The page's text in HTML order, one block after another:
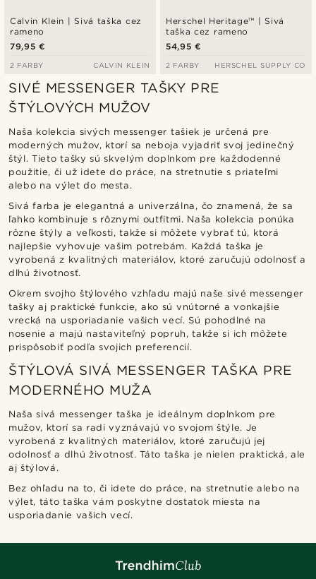
Calvin Klein | Sivá taška cez
rameno
79,95 €
2 FARBY CALVIN KLEIN
Herschel Heritage™ | Sivá
taška cez rameno
54,95 €
2 FARBY HERSCHEL SUPPLY CO
SIVÉ MESSENGER TAŠKY PRE
ŠTÝLOVÝCH MUŽOV
Naša kolekcia sivých messenger tašiek je určená pre
moderných mužov, ktorí sa neboja vyjadriť svoj jedinečný
štýl. Tieto tašky sú skvelým doplnkom pre každodenné
použitie, či už idete do práce, na stretnutie s priateľmi
alebo na výlet do mesta.
Sivá farba je elegantná a univerzálna, čo znamená, že sa
ľahko kombinuje s rôznymi outfitmi. Naša kolekcia ponúka
rôzne štýly a veľkosti, takže si môžete vybrať tú, ktorá
najlepšie vyhovuje vašim potrebám. Každá taška je
vyrobená z kvalitných materiálov, ktoré zaručujú odolnosť a
dlhú životnosť.
Okrem svojho štýlového vzhľadu majú naše sivé messenger
tašky aj praktické funkcie, ako sú vnútorné a vonkajšie
vrecká na usporiadanie vašich vecí. Sú pohodlné na
nosenie a majú nastaviteľný popruh, takže si ich môžete
prispôsobiť podľa svojich preferencií.
ŠTÝLOVÁ SIVÁ MESSENGER TAŠKA PRE
MODERNÉHO MUŽA
Naša sivá messenger taška je ideálnym doplnkom pre
mužov, ktorí sa radi vyznávajú vo svojom štýle. Je
vyrobená z kvalitných materiálov, ktoré zaručujú jej
odolnosť a dlhú životnosť. Táto taška je nielen praktická, ale
aj štýlová.
Bez ohľadu na to, či idete do práce, na stretnutie alebo na
výlet, táto taška vám poskytne dostatok miesta na
usporiadanie vašich vecí.